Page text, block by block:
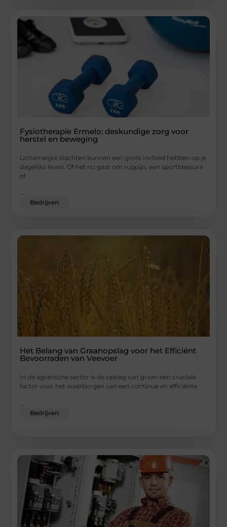
Fysiotherapie Ermelo: deskundige zorg voor
herstel en beweging
Lichamelijke klachten kunnen een grote invloed hebben op je
dagelijks leven. Of het nu gaat om rugpijn, een sportblessure
of
...
Bedrijven
Het Belang van Graanopslag voor het Efficiënt
Bevoorraden van Veevoer
In de agrarische sector is de opslag van graan een cruciale
factor voor het waarborgen van een continue en efficiënte
Bedrijven